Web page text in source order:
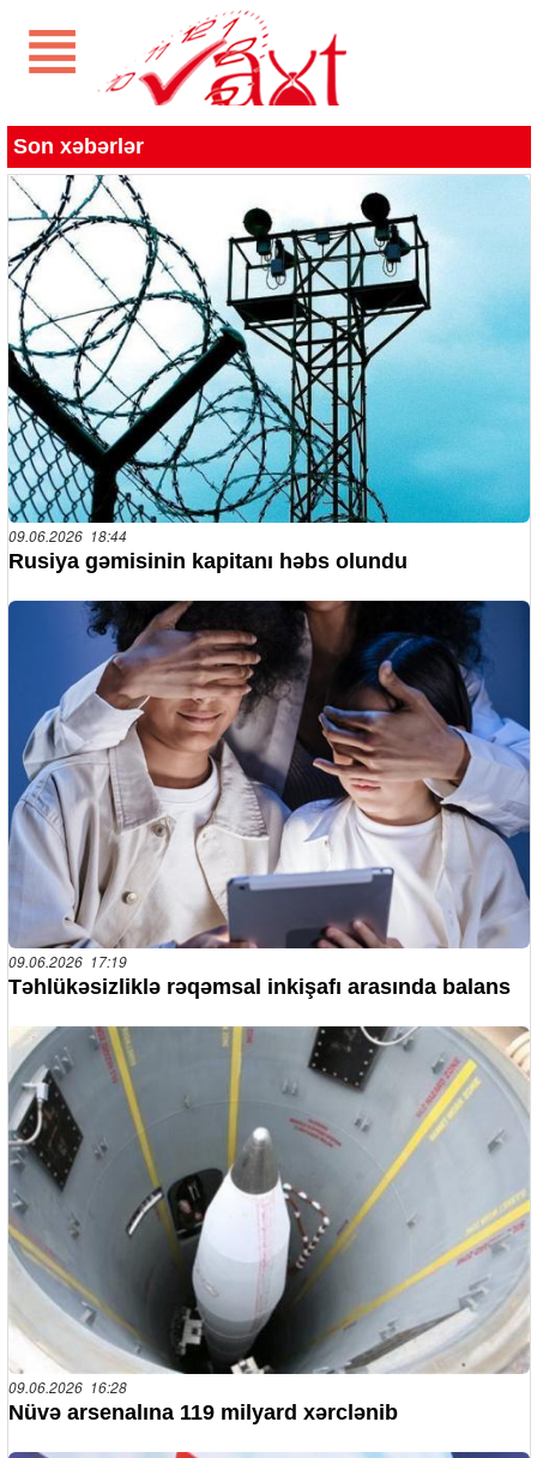
Son xəbərlər
09.06.2026 18:44
Rusiya gəmisinin kapitanı həbs olundu
09.06.2026 17:19
Təhlükəsizliklə rəqəmsal inkişafı arasında balans
09.06.2026 16:28
Nüvə arsenalına 119 milyard xərclənib